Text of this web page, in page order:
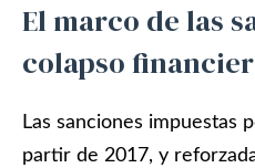
El marco de las
colapso
Las sanciones impuestas
partir de 2017, y